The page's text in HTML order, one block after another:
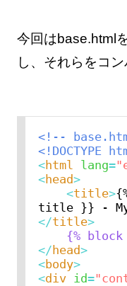
今回はbase.html
し、それらをコ
<!--
<!DOCTYPE
<html lang=
<head>
<title>
title }} - My
</title>
{%
</head>
<body>
<div id=